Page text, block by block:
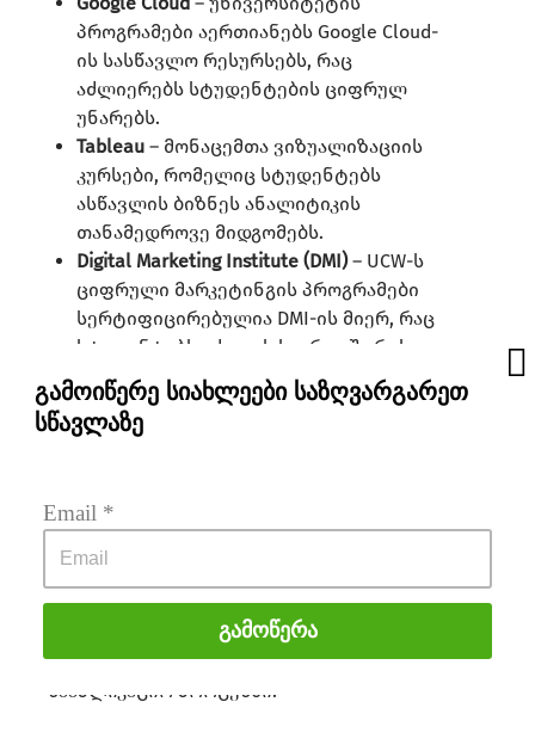
პროგრამები აერთიანებს Google Cloud-
ის სასწავლო რესურსებს, რაც
აძლიერებს სტუდენტების ციფრულ
უნარებს.
Tableau – მონაცემთა ვიზუალიზაციის
კურსები, რომელიც სტუდენტებს
ასწავლის ბიზნეს ანალიტიკის
თანამედროვე მიდგომებს.
Digital Marketing Institute (DMI)– UCW-ს
ციფრული მარკეტინგის პროგრამები
სერტიფიცირებულია DMI-ის მიერ, რაც
სტუდენტებს აძლევს საერთაშორისო
დონეზე აღიარებულ კვალიფიკაციას.
UCW-ის კარიერული ცენტრი სტუდენტებს
აქტიურად ეხმარება სამუშაოს მოძიებაში,
მზადებაში. უნივერსიტეტის პარტნიორული
კავშირები ზრდის კურსდამთავრებულთა
დასაქმების შანსებს კანადაში და
საერთაშორისო ბაზარზე.
უნივერსიტეტთან პარტნიორობის ფარგლებში
LEAF სრულიად უფასოდ დაგეხმარებათ სრულ
სააპლიკაციო პროცესში.
გამოიწერე სიახლეები საზღვარგარეთ
სწავლაზე
Email *
Გამოწერა